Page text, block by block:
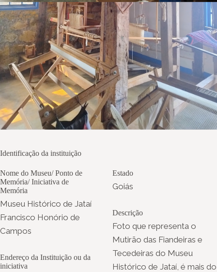
Identificação da instituição
Nome do Museu/ Ponto de
Memória/ Iniciativa de
Memória
Museu Histórico de Jataí
Francisco Honório de
Campos
Endereço da Instituição ou da
iniciativa
Estado
Goiás
Descrição
Foto que representa o
Mutirão das Fiandeiras e
Tecedeiras do Museu
Histórico de Jataí, é mais do